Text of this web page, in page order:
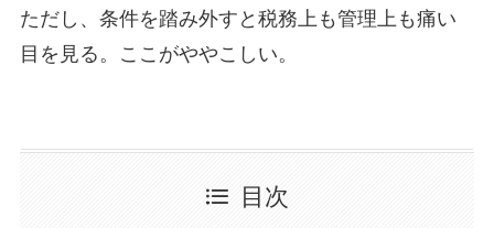
ただし、条件を踏み外すと税務上も管理上も痛い
目を見る。ここがややこしい。
目次